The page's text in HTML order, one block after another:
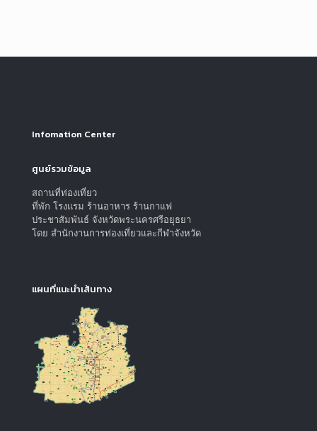
Infomation Center
ศูนย์รวมข้อมูล
สถานที่ท่องเที่ยว
ที่พัก โรงแรม ร้านอาหาร ร้านกาแฟ
ประชาสัมพันธ์ จังหวัดพระนครศรีอยุธยา
โดย สำนักงานการท่องเที่ยวและกีฬาจังหวัด
แผนที่แนะนำเส้นทาง